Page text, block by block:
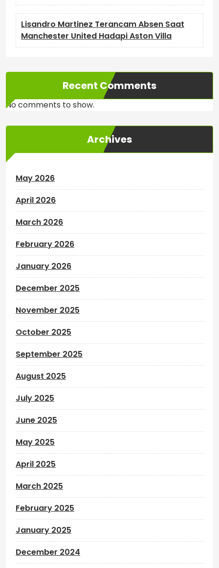
Lisandro Martinez Terancam Absen Saat
Manchester United Hadapi Aston Villa
Recent Comments
No comments to show.
Archives
May 2026
April 2026
March 2026
February 2026
January 2026
December 2025
November 2025
October 2025
September 2025
August 2025
July 2025
June 2025
May 2025
April 2025
March 2025
February 2025
January 2025
December 2024